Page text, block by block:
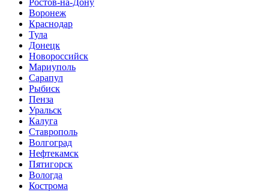
Ростов-на-Дону
Воронеж
Краснодар
Тула
Донецк
Новороссийск
Мариуполь
Сарапул
Рыбиск
Пенза
Уральск
Калуга
Ставрополь
Волгоград
Нефтекамск
Пятигорск
Вологда
Кострома